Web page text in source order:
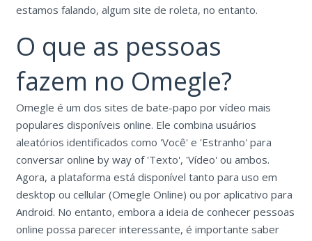
estamos falando, algum site de roleta, no entanto.
O que as pessoas
fazem no Omegle?
Omegle é um dos sites de bate-papo por vídeo mais
populares disponíveis online. Ele combina usuários
aleatórios identificados como 'Você' e 'Estranho' para
conversar online by way of 'Texto', 'Vídeo' ou ambos.
Agora, a plataforma está disponível tanto para uso em
desktop ou cellular (Omegle Online) ou por aplicativo para
Android. No entanto, embora a ideia de conhecer pessoas
online possa parecer interessante, é importante saber